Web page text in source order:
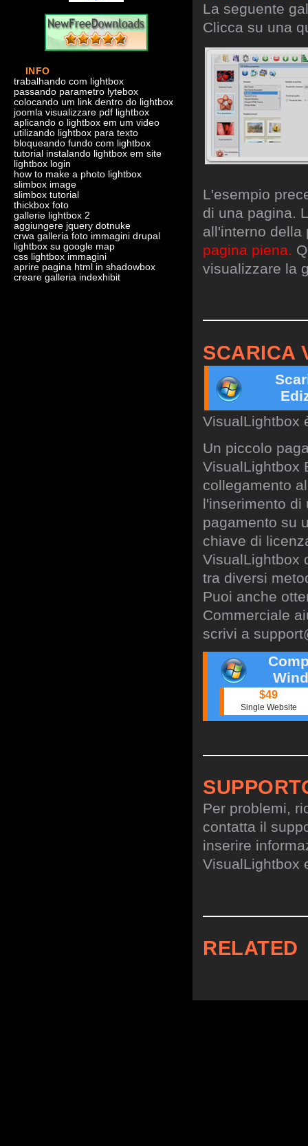
INFO
trabalhando com lightbox
passando parametro lytebox
colocando um link dentro do lightbox
joomla visualizzare pdf lightbox
aplicando o lightbox em um video
utilizando lightbox para texto
bloqueando fundo com lightbox
tutorial instalando lightbox em site
lightbox login
how to make a photo lightbox
slimbox image
slimbox tutorial
thickbox foto
gallerie lightbox 2
aggiungere jquery dotnuke
crwa galleria foto immagini drupal
lightbox su google map
css lightbox immagini
aprire pagina html in shadowbox
creare galleria indexhibit
La seguente
Clicca su una
L'esempio
di una pagina.
all'interno
pagina piena.
visualizzare la
SCARICA
VisualLightbox
Un piccolo
VisualLightbox
collegamento
l'inserimento di
pagamento su
chiave di
VisualLightbox
tra diversi
Puoi anche
Commerciale
scrivi a
$49
Single Website
Per problemi,
contatta il
inserire
VisualLightbox
RELATED